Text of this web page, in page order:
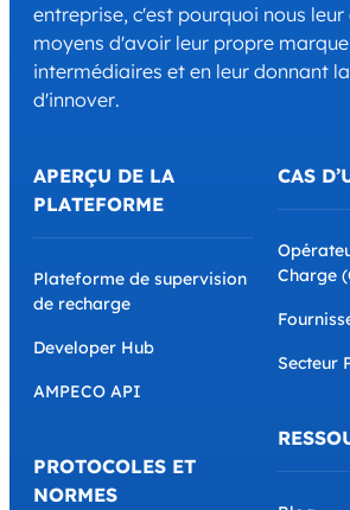
entreprise, c'est pourquoi nous leur
moyens d'avoir leur propre
intermédiaires et en leur donnant
d'innover.
APERÇU DE LA
PLATEFORME
Plateforme de supervision
de recharge
Developer Hub
AMPECO API
PROTOCOLES ET
NORMES
CAS
Charge
Secteur